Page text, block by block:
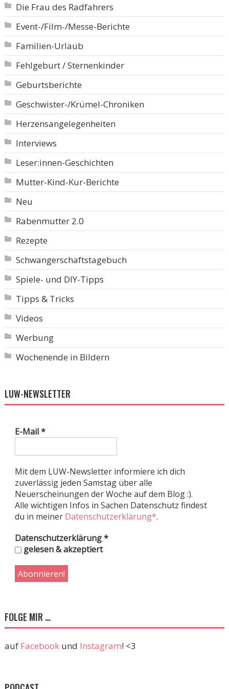
Die Frau des Radfahrers
Event-/Film-/Messe-Berichte
Familien-Urlaub
Fehlgeburt / Sternenkinder
Geburtsberichte
Geschwister-/Krümel-Chroniken
Herzensangelegenheiten
Interviews
Leser:innen-Geschichten
Mutter-Kind-Kur-Berichte
Neu
Rabenmutter 2.0
Rezepte
Schwangerschaftstagebuch
Spiele- und DIY-Tipps
Tipps & Tricks
Videos
Werbung
Wochenende in Bildern
LUW-NEWSLETTER
E-Mail*
Mit dem LUW-Newsletter informiere ich dich
zuverlässig jeden Samstag über alle
Neuerscheinungen der Woche auf dem Blog :).
Alle wichtigen Infos in Sachen Datenschutz findest
du in meiner Datenschutzerklärung*.
Datenschutzerklärung*
gelesen & akzeptiert
FOLGE MIR …
auf Facebookund Instagram! <3